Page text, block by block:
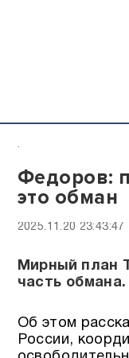
.
Федоров:
это обман
2025.11.20 23:43:47
Мирный план
часть обмана.
Об этом
России,